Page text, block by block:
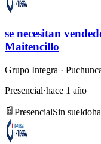
se necesitan
Maitencillo
Grupo Integra ·
Presencial·hace 1 año
PresencialSin sueldo